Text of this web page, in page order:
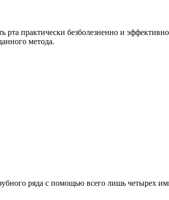
рта практически безболезненно и
метода.
ряда с помощью всего лишь четырех